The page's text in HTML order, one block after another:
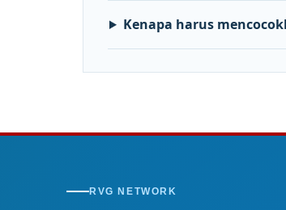
Kenapa harus
RVG NETWORK